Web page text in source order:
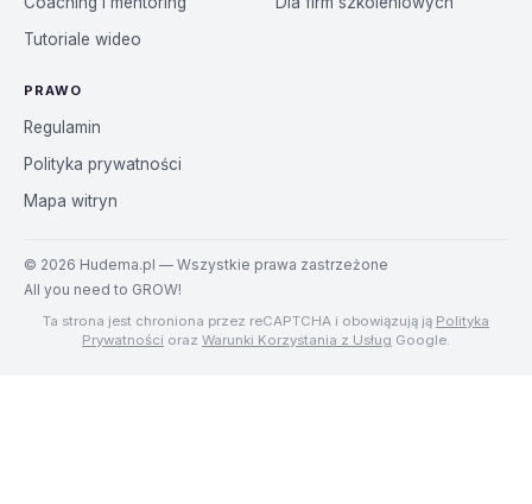
Tutoriale wideo
PRAWO
Regulamin
Polityka prywatności
Mapa witryn
© 2026 Hudema.pl — Wszystkie prawa zastrzeżone
All you need to GROW!
Ta strona jest chroniona przez reCAPTCHA i obowiązują ją Polityka
Prywatności oraz Warunki Korzystania z Usług Google.